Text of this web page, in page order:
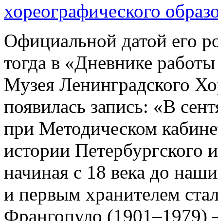
хореографического
Официальной датой его
тогда в «Дневнике
Музея Ленинградского
появилась запись: «В
при Методическом
истории Петербургского
начиная с 18 века до
и первым хранителем
Франгопуло (1901–1979)